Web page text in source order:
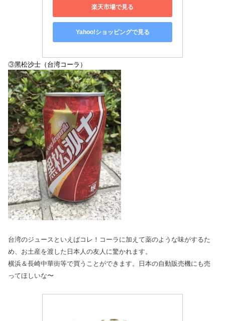
楽天市場で見る
Yahoo!ショッピングで見る
③黑松沙士（台湾コーラ）
台湾のジュースといえばコレ！コーラに加えて薬のような味がするた
め、お土産を渡した日本人の友人に驚かれます。
横浜＆長崎中華街等で買うことができます。日本の自動販売機にも売
ってほしいな〜